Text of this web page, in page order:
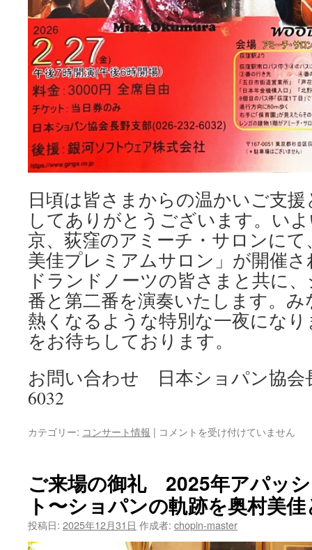
日頃は皆さまからの温かいご支
してありがとうございます。い
京、荻窪のアミーチ・サロンにて
美佳プレミアムサロン」が開催
ドランドノーツの皆さまと共に
番と第二番を演奏いたします。
熱くなるような特別な一夜にな
をお待ちしております。
お問い合わせ 日本ショパン協会
6032
カテゴリー: コンサート情報 | THE
村
美
佳
プ
レ
コメントを受け付けていません
ご来場の御礼 2025年アパッ
ト〜ショパンの軌跡を奥村美
投稿日: 2025年12月31日 作成者: chopin-master